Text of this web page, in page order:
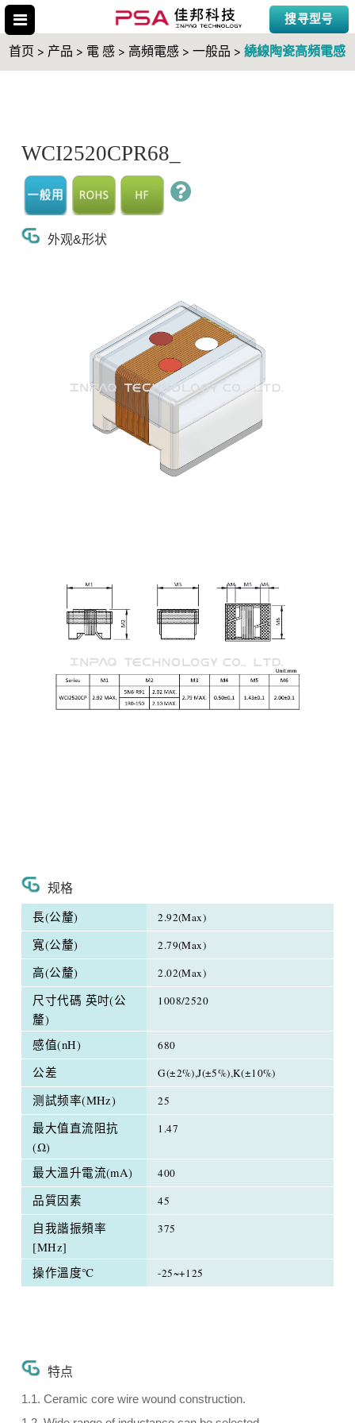
搜寻型号
首页 > 产品 > 電 感 > 高頻電感 > 一般品 >繞線陶瓷高頻電感
WCI2520CPR68_
外观&形状
规格
長(公釐) 2.92(Max)
寬(公釐) 2.79(Max)
高(公釐) 2.02(Max)
尺寸代碼 英吋(公
釐)
1008/2520
感值(nH) 680
公差 G(±2%),J(±5%),K(±10%)
测試频率(MHz) 25
最大值直流阻抗
(Ω)
1.47
最大溫升電流(mA) 400
品質因素 45
自我諧振頻率
[MHz]
375
操作溫度℃ -25~+125
特点
1.1. Ceramic core wire wound construction.